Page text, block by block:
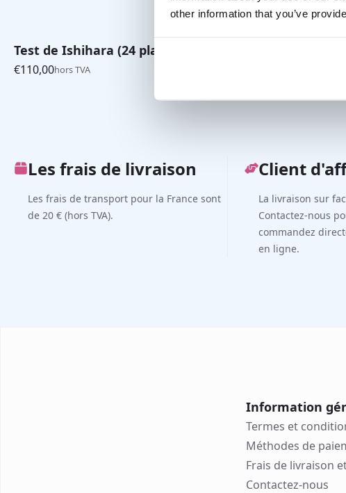
other information that you’ve
Test de Ishihara (24 planches)
€110,00hors TVA
Les frais de livraison
Les frais de transport pour la France sont
de 20 € (hors TVA).
Client
La livraison sur
Contactez-nous
commandez
en ligne.
Information
Termes et
Méthodes de
Frais de livraison
Contactez-nous